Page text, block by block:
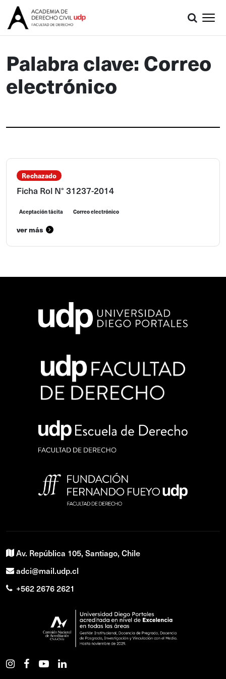
Palabra clave: Correo
electrónico
Rechazado
Ficha Rol N° 31237-2014
Aceptación tácita Correo electrónico
ver más
Av. República 105, Santiago, Chile
adci@mail.udp.cl
+562 2676 2621